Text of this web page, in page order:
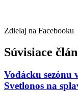
Zdielaj na Facebooku
Súvisiace
Vodácku
Svetlonos na